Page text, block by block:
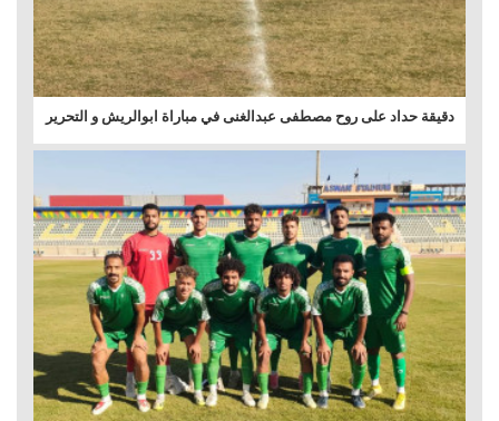
دقيقة حداد على روح مصطفى عبدالغنى في مباراة ابوالريش و التحرير